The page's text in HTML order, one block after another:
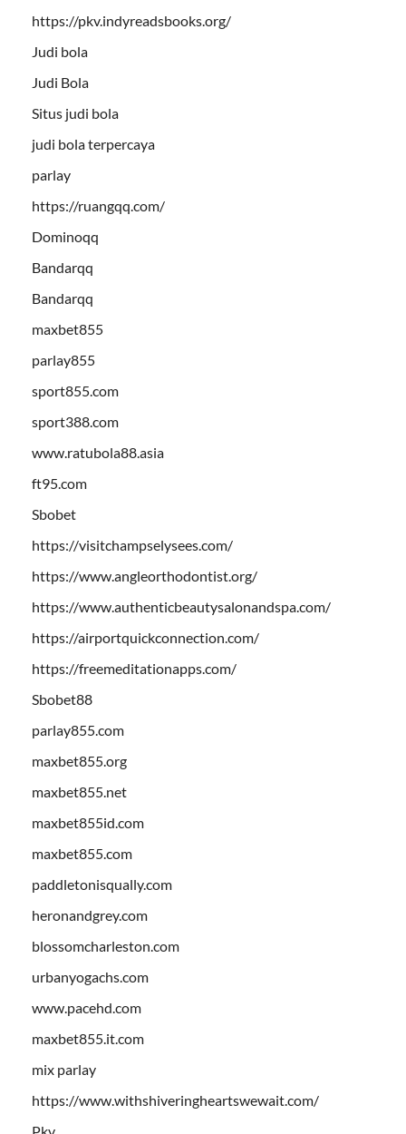
https://pkv.indyreadsbooks.org/
Judi bola
Judi Bola
Situs judi bola
judi bola terpercaya
parlay
https://ruangqq.com/
Dominoqq
Bandarqq
Bandarqq
maxbet855
parlay855
sport855.com
sport388.com
www.ratubola88.asia
ft95.com
Sbobet
https://visitchampselysees.com/
https://www.angleorthodontist.org/
https://www.authenticbeautysalonandspa.com/
https://airportquickconnection.com/
https://freemeditationapps.com/
Sbobet88
parlay855.com
maxbet855.org
maxbet855.net
maxbet855id.com
maxbet855.com
paddletonisqually.com
heronandgrey.com
blossomcharleston.com
urbanyogachs.com
www.pacehd.com
maxbet855.it.com
mix parlay
https://www.withshiveringheartswewait.com/